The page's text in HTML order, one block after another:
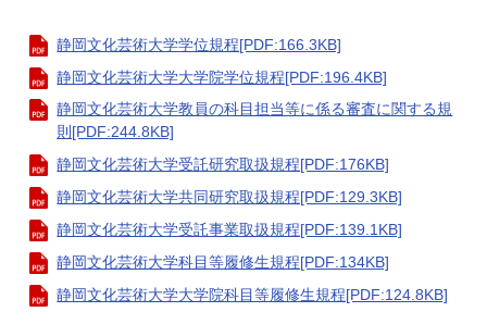
静岡文化芸術大学学位規程[PDF:166.3KB]
静岡文化芸術大学大学院学位規程[PDF:196.4KB]
静岡文化芸術大学教員の科目担当等に係る審査に関する規
則[PDF:244.8KB]
静岡文化芸術大学受託研究取扱規程[PDF:176KB]
静岡文化芸術大学共同研究取扱規程[PDF:129.3KB]
静岡文化芸術大学受託事業取扱規程[PDF:139.1KB]
静岡文化芸術大学科目等履修生規程[PDF:134KB]
静岡文化芸術大学大学院科目等履修生規程[PDF:124.8KB]